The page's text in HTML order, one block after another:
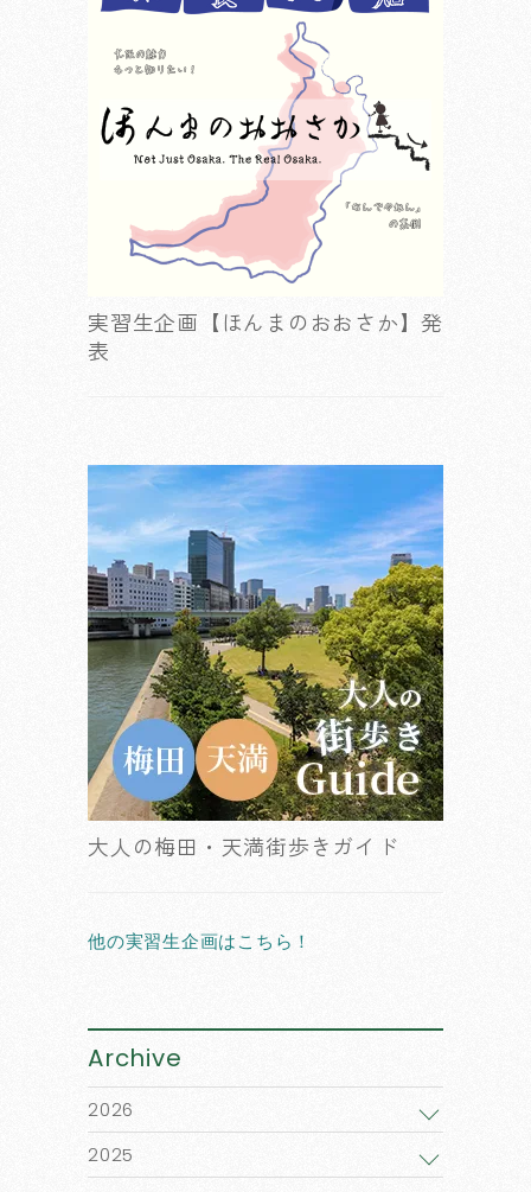
実習生企画【ほんまのおおさか】発
表
大人の梅田・天満街歩きガイド
他の実習生企画はこちら！
Archive
2026
2025